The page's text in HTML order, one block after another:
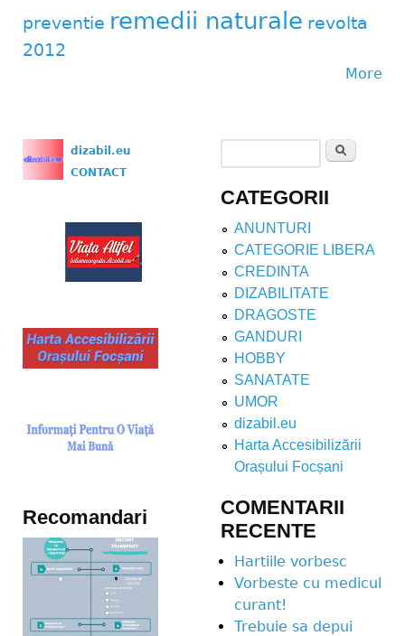
preventie remedii naturale revolta
2012
More
dizabil.eu
CONTACT
Recomandari
Search form
CATEGORII
ANUNTURI
CATEGORIE LIBERA
CREDINTA
DIZABILITATE
DRAGOSTE
GANDURI
HOBBY
SANATATE
UMOR
dizabil.eu
Harta Accesibilizării
Orașului Focșani
COMENTARII
RECENTE
Hartiile vorbesc
Vorbeste cu medicul
curant!
Trebuie sa depui